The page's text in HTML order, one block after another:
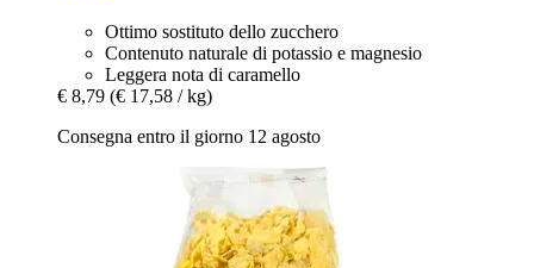
Ottimo sostituto dello zucchero
Contenuto naturale di potassio e magnesio
Leggera nota di caramello
€ 8,79 (€ 17,58 / kg)
Consegna entro il giorno 12 agosto